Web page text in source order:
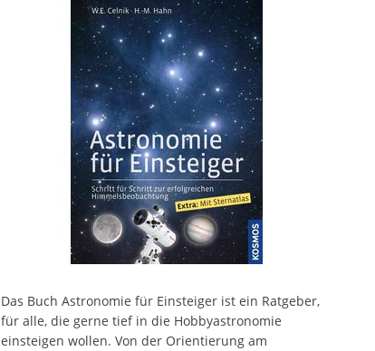
Das Buch Astronomie für Einsteiger ist ein Ratgeber,
für alle, die gerne tief in die Hobbyastronomie
einsteigen wollen. Von der Orientierung am